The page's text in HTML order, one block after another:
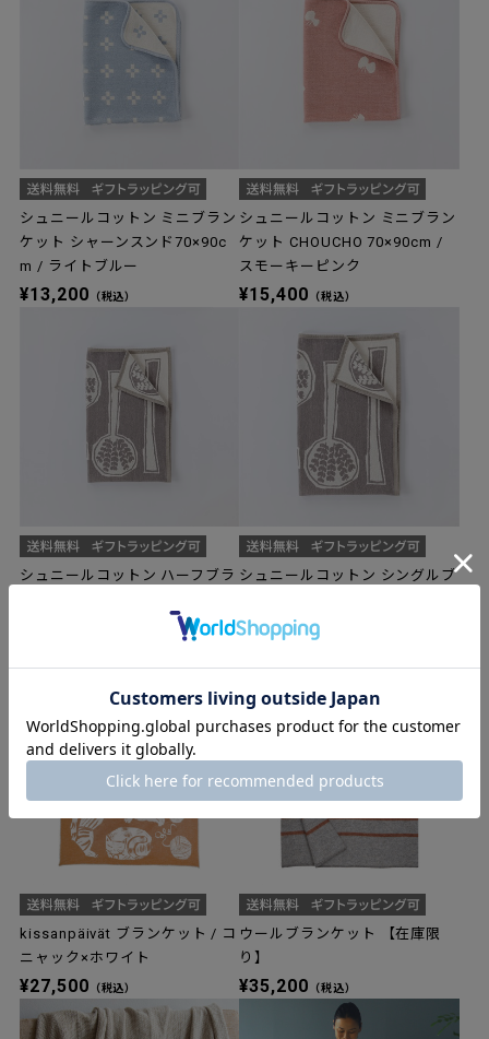
シュニールコットン ミニブラン
ケット シャーンスンド70×90c
m / ライトブルー
¥13,200 （税込）
シュニールコットン ミニブラン
ケット CHOUCHO 70×90cm /
スモーキーピンク
¥15,400 （税込）
シュニールコットン ハーフブラ シュニールコットン シングルブ
0×180cm / グレージュ
kissanpäivät ブランケット / コ
ニャック×ホワイト
¥27,500 （税込）
ウールブランケット 【在庫限
り】
¥35,200 （税込）